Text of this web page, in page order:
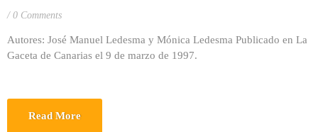
0 Comments
Autores: José Manuel Ledesma y Mónica Ledesma Publicado en La
Gaceta de Canarias el 9 de marzo de 1997.
Read More